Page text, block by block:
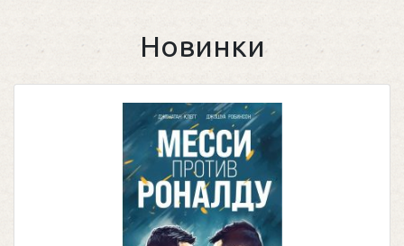
Новинки